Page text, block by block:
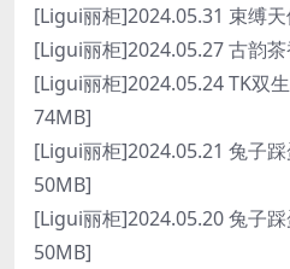
[Ligui丽柜]2024.05.31 束缚
[Ligui丽柜]2024.05.27 古韵
[Ligui丽柜]2024.05.24 TK双
74MB]
[Ligui丽柜]2024.05.21 兔子
50MB]
[Ligui丽柜]2024.05.20 兔子
50MB]